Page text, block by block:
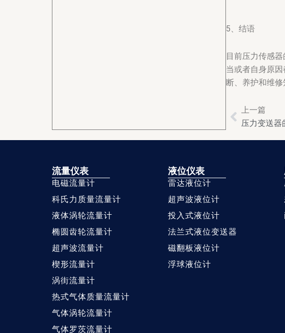
5、结语
目前压力传感
当或者自身原
断、养护和维
Prev
上一篇
压力变送器
流量仪表
电磁流量计
科氏力质量流量计
液体涡轮流量计
椭圆齿轮流量计
超声波流量计
楔形流量计
涡街流量计
热式气体质量流量计
气体涡轮流量计
气体罗茨流量计
液位仪表
雷达液位计
超声波液位计
投入式液位计
法兰式液位变送器
磁翻板液位计
浮球液位计